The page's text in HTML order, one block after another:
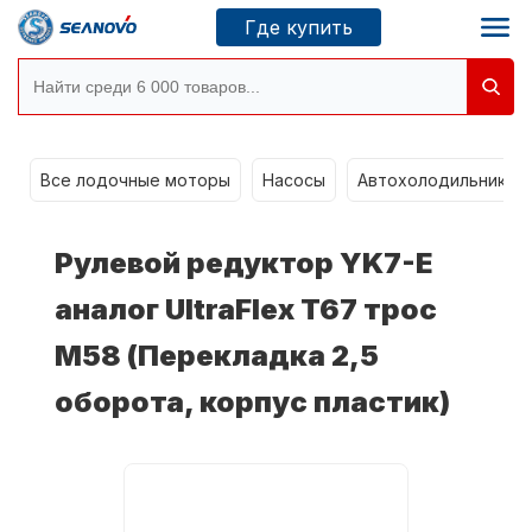
Где купить
Новосибирск
Где купить
Сервисные центры
Моторы SEANOVO
Моторы CONDOR
Все лодочные моторы Насосы Автохолодильники
Рулевой редуктор YK7-E
аналог UltraFlex T67 трос
М58 (Перекладка 2,5
оборота, корпус пластик)